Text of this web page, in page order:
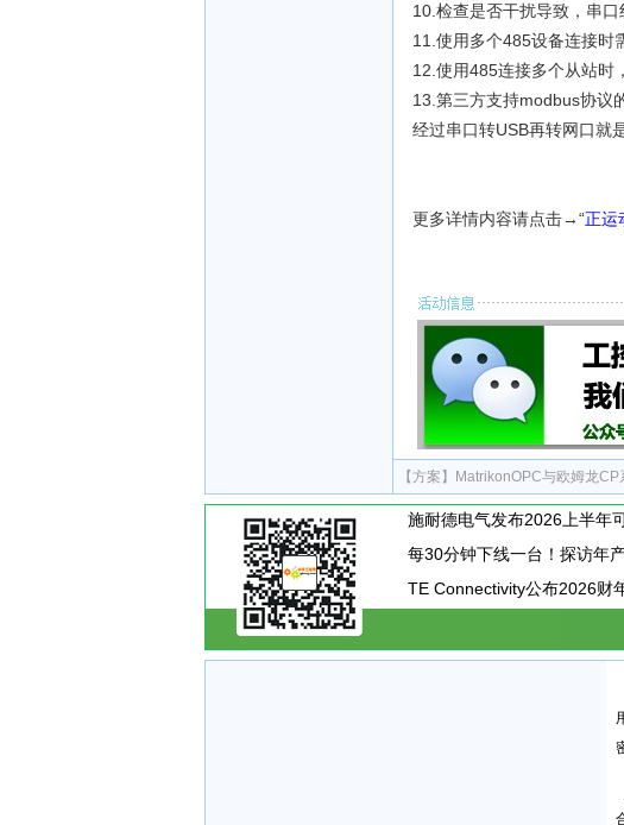
10.检查是否干扰导致，串口
11.使用多个485设备连接时
12.使用485连接多个从站时
13.第三方支持modbus协议
经过串口转USB再转网口就
更多详情内容请点击→“正运
【方案】 MatrikonOPC与欧姆龙
TE Connectivity公布2026财